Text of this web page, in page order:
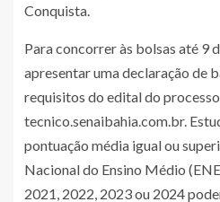
Conquista.
Para concorrer às bolsas até 9
apresentar uma declaração de
requisitos do edital do
tecnico.senaibahia.com.br.
pontuação média igual ou
Nacional do Ensino Médio
2021, 2022, 2023 ou 2024